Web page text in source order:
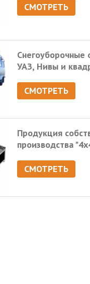
СМОТРЕТЬ
Снегоуборочные
УАЗ, Нивы и
СМОТРЕТЬ
Продукция
производства
СМОТРЕТЬ